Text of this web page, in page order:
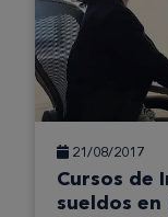
21/08/2017
Cursos de
sueldos